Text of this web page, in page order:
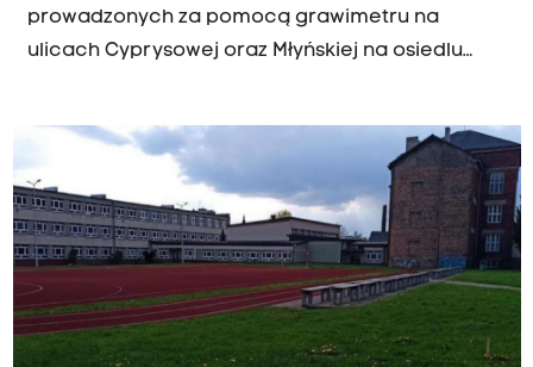
prowadzonych za pomocą grawimetru na
ulicach Cyprysowej oraz Młyńskiej na osiedlu